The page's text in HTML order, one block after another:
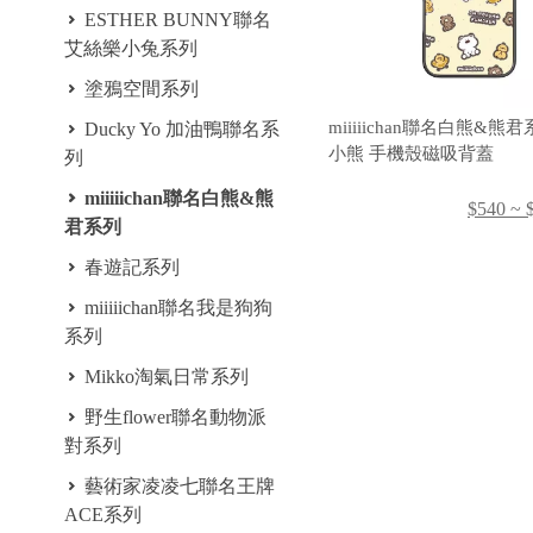
ESTHER BUNNY聯名
艾絲樂小兔系列
塗鴉空間系列
Ducky Yo 加油鴨聯名系
列
miiiiichan聯名白熊&熊
君系列
春遊記系列
miiiiichan聯名我是狗狗
系列
Mikko淘氣日常系列
野生flower聯名動物派
對系列
藝術家凌凌七聯名王牌
ACE系列
miiiiichan聯名白熊&熊君
小熊 手機殼磁吸背蓋
$540 ~